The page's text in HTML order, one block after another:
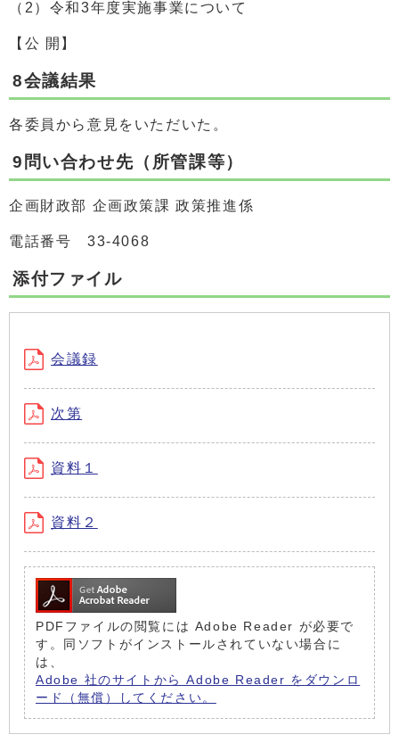
（2）令和3年度実施事業について
【公 開】
8会議結果
各委員から意見をいただいた。
9問い合わせ先（所管課等）
企画財政部 企画政策課 政策推進係
電話番号 33-4068
添付ファイル
会議録
次第
資料１
資料２
PDFファイルの閲覧には Adobe Reader が必要で
す。同ソフトがインストールされていない場合に
は、
Adobe 社のサイトから Adobe Reader をダウンロ
ード（無償）してください。